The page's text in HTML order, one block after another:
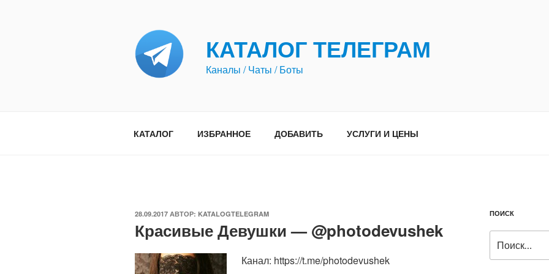
КАТАЛОГ ТЕЛЕГРАМ
Каналы / Чаты / Боты
КАТАЛОГ ИЗБРАННОЕ ДОБАВИТЬ УСЛУГИ И ЦЕНЫ
ОПУБЛИКОВАНО
28.09.2017 АВТОР: KATALOGTELEGRAM
Красивые Девушки — @photodevushek
Канал: https://t.me/photodevushek
ПОИСК